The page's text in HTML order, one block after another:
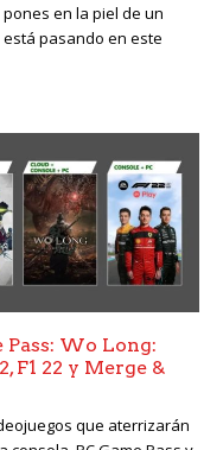
en la piel de un
pasando en este
Wo Long:
F1 22 y Merge &
que aterrizarán